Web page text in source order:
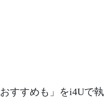
すすめも」をi4Uで執